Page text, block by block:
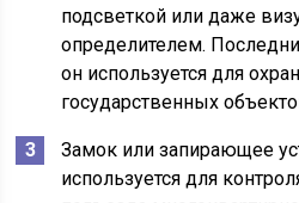
подсветкой или даже
определителем.
он используется для
государственных
Замок или запирающее
используется для